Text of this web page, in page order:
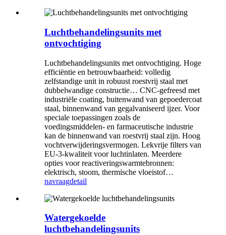
Luchtbehandelingsunits met
ontvochtiging
Luchtbehandelingsunits met ontvochtiging. Hoge
efficiëntie en betrouwbaarheid: volledig
zelfstandige unit in robuust roestvrij staal met
dubbelwandige constructie… CNC-gefreesd met
industriële coating, buitenwand van gepoedercoat
staal, binnenwand van gegalvaniseerd ijzer. Voor
speciale toepassingen zoals de
voedingsmiddelen- en farmaceutische industrie
kan de binnenwand van roestvrij staal zijn. Hoog
vochtverwijderingsvermogen. Lekvrije filters van
EU-3-kwaliteit voor luchtinlaten. Meerdere
opties voor reactiveringswarmtebronnen:
elektrisch, stoom, thermische vloeistof…
navraagdetail
Watergekoelde
luchtbehandelingsunits